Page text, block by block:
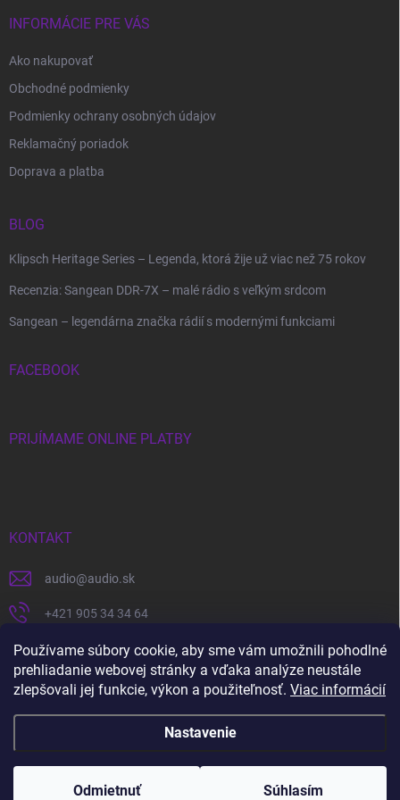
Používame súbory cookie, aby sme vám umožnili pohodlné
prehliadanie webovej stránky a vďaka analýze neustále
zlepšovali jej funkcie, výkon a použiteľnosť. Viac informácií
Nastavenie
Odmietnuť Súhlasím
INFORMÁCIE PRE VÁS
Ako nakupovať
Obchodné podmienky
Podmienky ochrany osobných údajov
Reklamačný poriadok
Doprava a platba
BLOG
Klipsch Heritage Series – Legenda, ktorá žije už viac než 75 rokov
Recenzia: Sangean DDR-7X – malé rádio s veľkým srdcom
Sangean – legendárna značka rádií s modernými funkciami
FACEBOOK
PRIJÍMAME ONLINE PLATBY
KONTAKT
audio@audio.sk
+421 905 34 34 64
https://www.facebook.com/audio.sk
audio.sk
Copyright 2026audio.sk. Všetky práva vyhradené.Upraviť nastavenie